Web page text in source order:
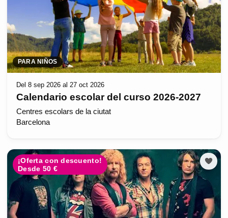
PARA NIÑOS
Del 8 sep 2026 al 27 oct 2026
Calendario escolar del curso 2026-2027
Centres escolars de la ciutat
Barcelona
¡Oferta con descuento!
Desde 50 €